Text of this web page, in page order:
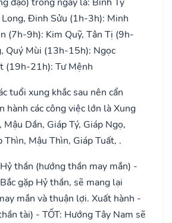
Đinh Sửu (1h-3h): Minh
(7h-9h): Kim Quỹ, Tân Tị (9h-
Quý Mùi (13h-15h): Ngọc
(19h-21h): Tư Mệnh
tuổi xung khắc sau nên cẩn
hành các công việc lớn là Xung
Dần, Giáp Tý, Giáp Ngọ,
Thìn, Mậu Thìn, Giáp Tuất, .
thần (hướng thần may mắn) -
gặp Hỷ thần, sẽ mang lại
mắn và thuận lợi. Xuất hành -
tài) - TỐT: Hướng Tây Nam sẽ